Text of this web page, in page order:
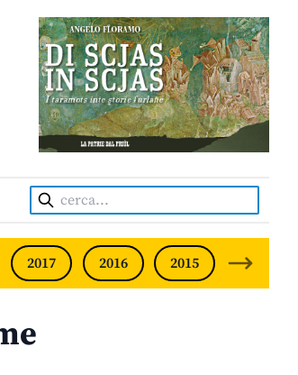
• INDEPENDENT FRIULIAN MONTHLY •
Cerca:
2017 2016 2015 2014